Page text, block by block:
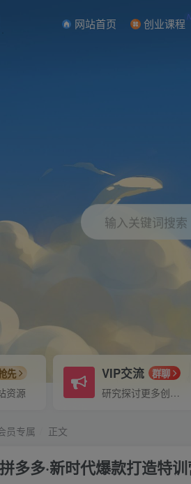
网站首页 创业课程
输入关键词搜索
先
资源
VIP交流 群聊
研究探讨更多创业项目路子。
员专属 正文
拼多多·新时代爆款打造特